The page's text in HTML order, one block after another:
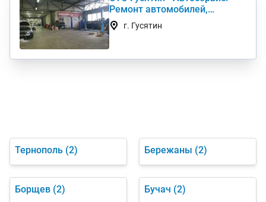
Ремонт автомобилей,
диагностика, кузовной
ремонт
г. Гусятин
Тернополь (2) Бережаны (2)
Борщев (2) Бучач (2)